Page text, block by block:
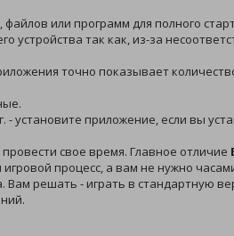
или программ для полного
так как, из-за
точно показывает
- установите приложение, если вы
свое время. Главное отличие
процесс, а вам не нужно
Вам решать - играть в стандартную